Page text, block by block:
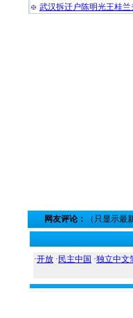
武汉拆迁户陈明光王桂兰
网友评论： （只显示
·开放 · 民主中国 ·独立中文